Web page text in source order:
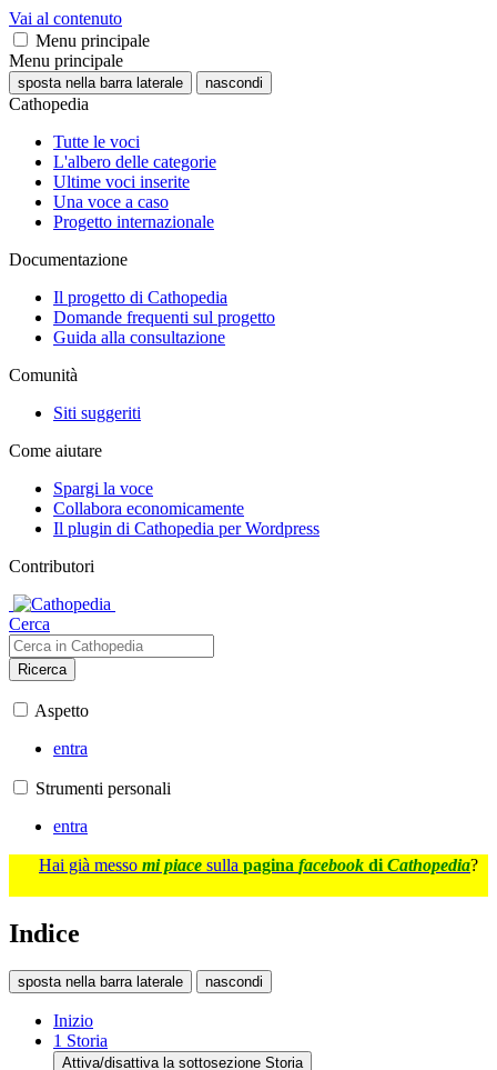
Vai al contenuto
Menu principale
Menu principale
sposta nella barra laterale nascondi
Cathopedia
Tutte le voci
L'albero delle categorie
Ultime voci inserite
Una voce a caso
Progetto internazionale
Documentazione
Il progetto di Cathopedia
Domande frequenti sul progetto
Guida alla consultazione
Comunità
Siti suggeriti
Come aiutare
Spargi la voce
Collabora economicamente
Il plugin di Cathopedia per Wordpress
Contributori
Cerca
Ricerca
Aspetto
entra
Strumenti personali
entra
Hai già messo mi piace sulla pagina facebook di Cathopedia?
Indice
sposta nella barra laterale nascondi
Inizio
1 Storia
Attiva/disattiva la sottosezione Storia